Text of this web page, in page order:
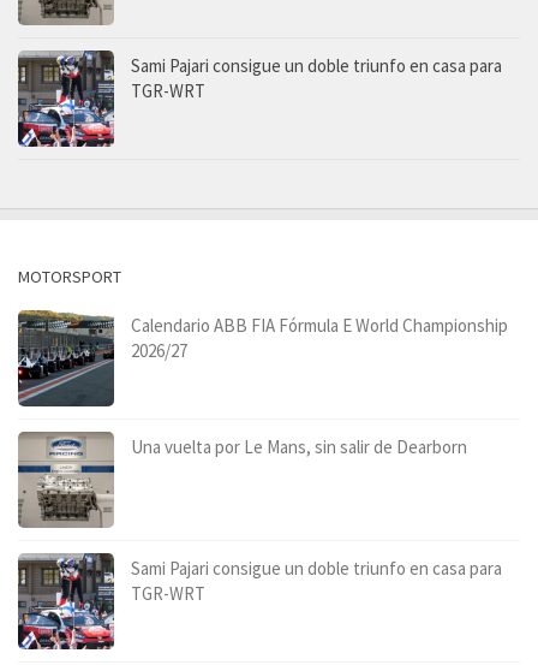
Sami Pajari consigue un doble triunfo en casa para
TGR-WRT
MOTORSPORT
Calendario ABB FIA Fórmula E World Championship
2026/27
Una vuelta por Le Mans, sin salir de Dearborn
Sami Pajari consigue un doble triunfo en casa para
TGR-WRT